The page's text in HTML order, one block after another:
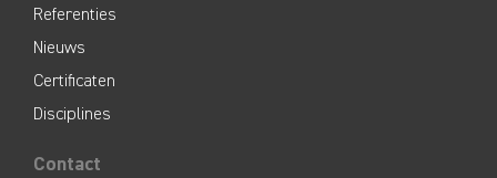
Referenties
Nieuws
Certificaten
Disciplines
Contact